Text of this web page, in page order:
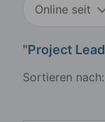
Online seit
"Project Lead
Sortieren nach: